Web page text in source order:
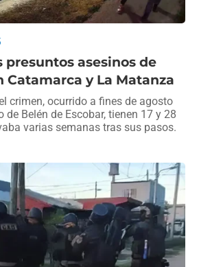
presuntos asesinos de
Catamarca y La Matanza
crimen, ocurrido a fines de agosto
de Belén de Escobar, tienen 17 y 28
varias semanas tras sus pasos.